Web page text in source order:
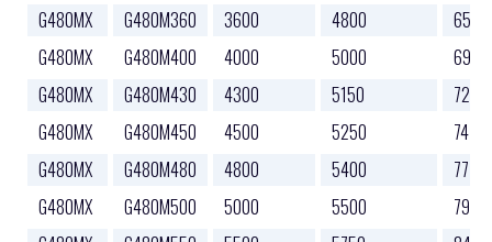
G480MX G480M360 3600 4800
6570
G480MX
G480M400 4000 5000
6970
G480MX
G480M430 4300 5150
7270
G480MX
G480M450 4500 5250
7470
G480MX
G480M480 4800 5400
7770
G480MX
G480M500 5000 5500
7970